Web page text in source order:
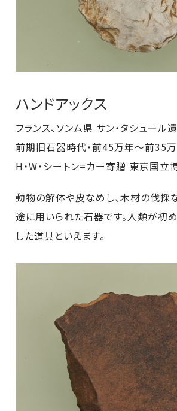
ハンドアックス
フランス、ソンム県 サン・タシュール
前期旧石器時代・前45万年～前35
H・W・シートン=カー寄贈 東京国立
動物の解体や皮なめし、木材の伐採
途に用いられた石器です。人類が初
した道具といえます。